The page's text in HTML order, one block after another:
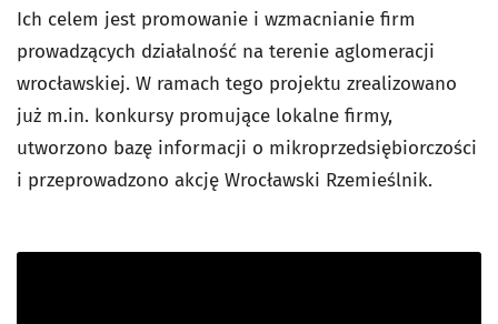
Ich celem jest promowanie i wzmacnianie firm
prowadzących działalność na terenie aglomeracji
wrocławskiej. W ramach tego projektu zrealizowano
już m.in. konkursy promujące lokalne firmy,
utworzono bazę informacji o mikroprzedsiębiorczości
i przeprowadzono akcję Wrocławski Rzemieślnik.